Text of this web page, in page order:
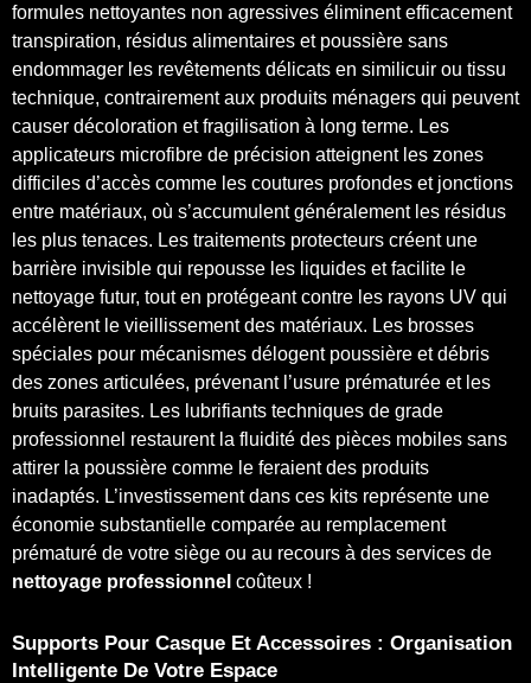
formules nettoyantes non agressives éliminent efficacement
transpiration, résidus alimentaires et poussière sans
endommager les revêtements délicats en similicuir ou tissu
technique, contrairement aux produits ménagers qui peuvent
causer décoloration et fragilisation à long terme. Les
applicateurs microfibre de précision atteignent les zones
difficiles d’accès comme les coutures profondes et jonctions
entre matériaux, où s’accumulent généralement les résidus
les plus tenaces. Les traitements protecteurs créent une
barrière invisible qui repousse les liquides et facilite le
nettoyage futur, tout en protégeant contre les rayons UV qui
accélèrent le vieillissement des matériaux. Les brosses
spéciales pour mécanismes délogent poussière et débris
des zones articulées, prévenant l’usure prématurée et les
bruits parasites. Les lubrifiants techniques de grade
professionnel restaurent la fluidité des pièces mobiles sans
attirer la poussière comme le feraient des produits
inadaptés. L’investissement dans ces kits représente une
économie substantielle comparée au remplacement
prématuré de votre siège ou au recours à des services de
nettoyage professionnel coûteux !
Supports Pour Casque Et Accessoires : Organisation
Intelligente De Votre Espace